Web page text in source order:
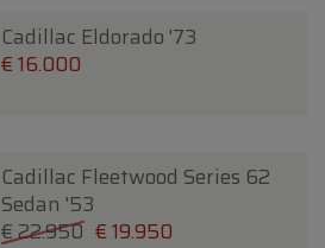
Cadillac Eldorado '73
€ 16.000
Cadillac Fleetwood Series 62
Sedan '53
€ 22.950 € 19.950